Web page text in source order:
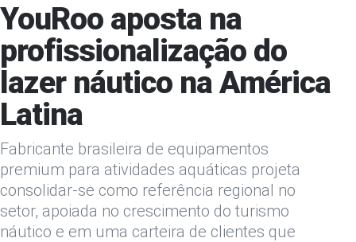
YouRoo aposta na
profissionalização do
lazer náutico na América
Latina
Fabricante brasileira de equipamentos
premium para atividades aquáticas projeta
consolidar-se como referência regional no
setor, apoiada no crescimento do turismo
náutico e em uma carteira de clientes que